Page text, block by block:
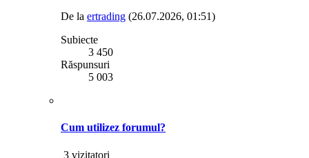
De la ertrading (26.07.2026, 01:51)
Subiecte
3 450
Răspunsuri
5 003
Cum utilizez forumul?
3 vizitatori